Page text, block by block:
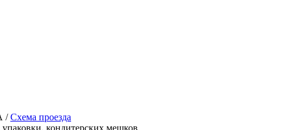
/Схема проезда
кондитерских мешков